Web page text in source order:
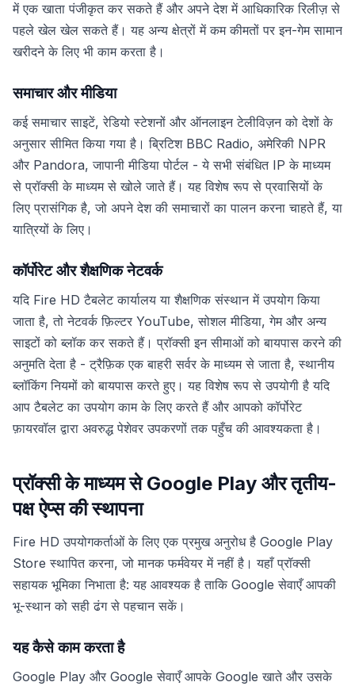
में एक खाता पंजीकृत कर सकते हैं और अपने देश में आधिकारिक रिलीज़ से
पहले खेल खेल सकते हैं। यह अन्य क्षेत्रों में कम कीमतों पर इन-गेम सामान
खरीदने के लिए भी काम करता है।
समाचार और मीडिया
कई समाचार साइटें, रेडियो स्टेशनों और ऑनलाइन टेलीविज़न को देशों के
अनुसार सीमित किया गया है। ब्रिटिश BBC Radio, अमेरिकी NPR
और Pandora, जापानी मीडिया पोर्टल - ये सभी संबंधित IP के माध्यम
से प्रॉक्सी के माध्यम से खोले जाते हैं। यह विशेष रूप से प्रवासियों के
लिए प्रासंगिक है, जो अपने देश की समाचारों का पालन करना चाहते हैं, या
यात्रियों के लिए।
कॉर्पोरेट और शैक्षणिक नेटवर्क
यदि Fire HD टैबलेट कार्यालय या शैक्षणिक संस्थान में उपयोग किया
जाता है, तो नेटवर्क फ़िल्टर YouTube, सोशल मीडिया, गेम और अन्य
साइटों को ब्लॉक कर सकते हैं। प्रॉक्सी इन सीमाओं को बायपास करने की
अनुमति देता है - ट्रैफ़िक एक बाहरी सर्वर के माध्यम से जाता है, स्थानीय
ब्लॉकिंग नियमों को बायपास करते हुए। यह विशेष रूप से उपयोगी है यदि
आप टैबलेट का उपयोग काम के लिए करते हैं और आपको कॉर्पोरेट
फ़ायरवॉल द्वारा अवरुद्ध पेशेवर उपकरणों तक पहुँच की आवश्यकता है।
प्रॉक्सी के माध्यम से Google Play और तृतीय-
पक्ष ऐप्स की स्थापना
Fire HD उपयोगकर्ताओं के लिए एक प्रमुख अनुरोध है Google Play
Store स्थापित करना, जो मानक फर्मवेयर में नहीं है। यहाँ प्रॉक्सी
सहायक भूमिका निभाता है: यह आवश्यक है ताकि Google सेवाएँ आपकी
भू-स्थान को सही ढंग से पहचान सकें।
यह कैसे काम करता है
Google Play और Google सेवाएँ आपके Google खाते और उसके